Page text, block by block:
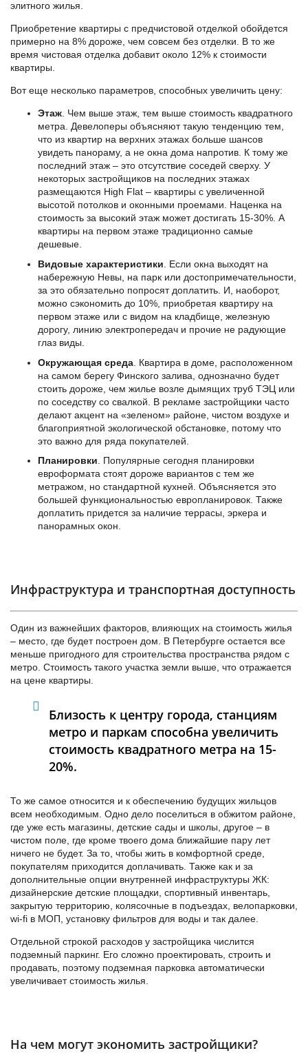
элитного жилья.
Приобретение квартиры с предчистовой отделкой обойдется
примерно на 8% дороже, чем совсем без отделки. В то же
время чистовая отделка добавит около 12% к стоимости
квартиры.
Вот еще несколько параметров, способных увеличить цену:
Этаж . Чем выше этаж, тем выше стоимость квадратного
метра. Девелоперы объясняют такую тенденцию тем,
что из квартир на верхних этажах больше шансов
увидеть панораму, а не окна дома напротив. К тому же
последний этаж – это отсутствие соседей сверху. У
некоторых застройщиков на последних этажах
размещаются High Flat – квартиры с увеличенной
высотой потолков и оконными проемами. Наценка на
стоимость за высокий этаж может достигать 15-30%. А
квартиры на первом этаже традиционно самые
дешевые.
Видовые характеристики . Если окна выходят на
набережную Невы, на парк или достопримечательности,
за это обязательно попросят доплатить. И, наоборот,
можно сэкономить до 10%, приобретая квартиру на
первом этаже или с видом на кладбище, железную
дорогу, линию электропередач и прочие не радующие
глаз виды.
Окружающая среда . Квартира в доме, расположенном
на самом берегу Финского залива, однозначно будет
стоить дороже, чем жилье возле дымящих труб ТЭЦ или
по соседству со свалкой. В рекламе застройщики часто
делают акцент на «зеленом» районе, чистом воздухе и
благоприятной экологической обстановке, потому что
это важно для ряда покупателей.
Планировки. Популярные сегодня планировки
евроформата стоят дороже вариантов с тем же
метражом, но стандартной кухней. Объясняется это
большей функциональностью европланировок. Также
доплатить придется за наличие террасы, эркера и
панорамных окон.
Инфраструктура и транспортная доступность
Один из важнейших факторов, влияющих на стоимость жилья
– место, где будет построен дом. В Петербурге остается все
меньше пригодного для строительства пространства рядом с
метро. Стоимость такого участка земли выше, что отражается
на цене квартиры.
Близость к центру города, станциям
метро и паркам способна увеличить
стоимость квадратного метра на 15-
20%.
То же самое относится и к обеспечению будущих жильцов
всем необходимым. Одно дело поселиться в обжитом районе,
где уже есть магазины, детские сады и школы, другое – в
чистом поле, где кроме твоего дома ближайшие пару лет
ничего не будет. За то, чтобы жить в комфортной среде,
покупателям приходится доплачивать. Также как и за
дополнительные опции внутренней инфраструктуры ЖК:
дизайнерские детские площадки, спортивный инвентарь,
закрытую территорию, колясочные в подъездах, велопарковки,
wi-fi в МОП, установку фильтров для воды и так далее.
Отдельной строкой расходов у застройщика числится
подземный паркинг. Его сложно проектировать, строить и
продавать, поэтому подземная парковка автоматически
увеличивает стоимость жилья.
На чем могут экономить застройщики?